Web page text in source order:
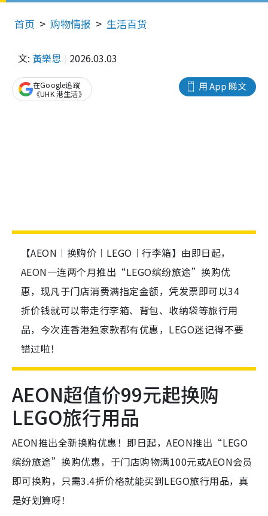
首页 购物情报 生活百货
文: 黃樂恩 2026.03.03
用 App 睇文
在Google追蹤
《UHK 港生活》
【AEON︱换购价︱LEGO︱行李箱】由即日起，
AEON一连两个月推出“LEGO缤纷旅途”换购优
惠，现凡于门店消费满指定金额，凭发票即可以34
折价钱就可以带走行李箱、背包、收纳袋等旅行用
品，今次连香港独家款都有优惠，LEGO迷记得不要
错过啦！
AEON超值价99元起换购
LEGO旅行用品
AEON推出全新换购优惠！即日起，AEON推出“LEGO
缤纷旅途”换购优惠，于门店购物满100元或AEON会员
即可换购，只需3.4折价格就能买到LEGO旅行用品，真
是好划算呀！